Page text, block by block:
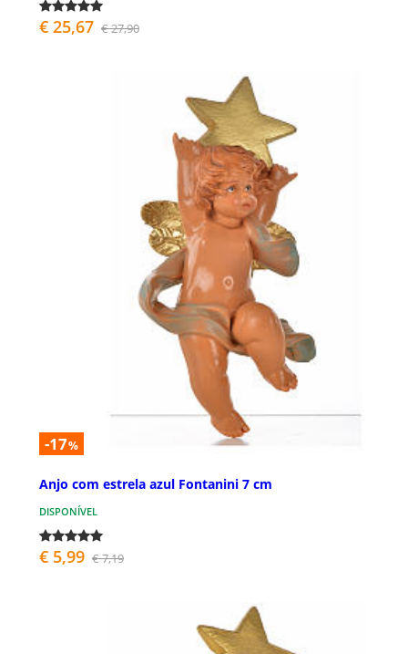
€ 25,67 € 27,90
-17%
Anjo com estrela azul Fontanini 7 cm
DISPONÍVEL
€ 5,99 € 7,19